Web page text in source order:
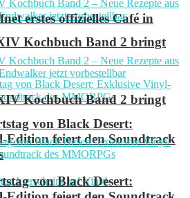
Kochbuch Band 2 bringt
von Black Desert:
Edition feiert den Soundtrack
erstes offizielles Café in
Kochbuch Band 2 bringt
von Black Desert: